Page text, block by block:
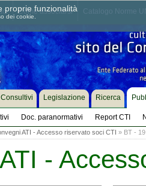
Come associarsi
Legislazione Ricerca
Doc. paranormativi Report CTI
ATI - Accesso riservato soci CTI » BT -
-
proprie funzionalità
dei cookie.